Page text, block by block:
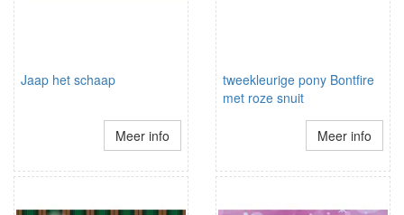
Jaap het schaap
Meer info
tweekleurige pony Bontfire
met roze snuit
Meer info